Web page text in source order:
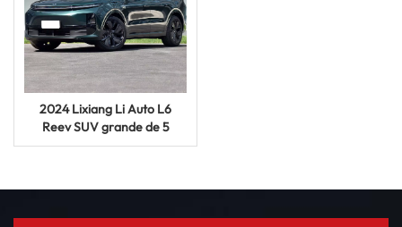
2024 Lixiang Li Auto L6
Reev SUV grande de 5
puertas y 5 asientos Coche